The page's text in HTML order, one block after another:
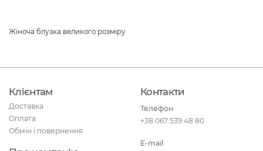
Жіноча блузка великого розміру
Клієнтам
Доставка
Оплата
Обмін і повернення
Контакти
Телефон
+38 067 539 48 80
E-mail